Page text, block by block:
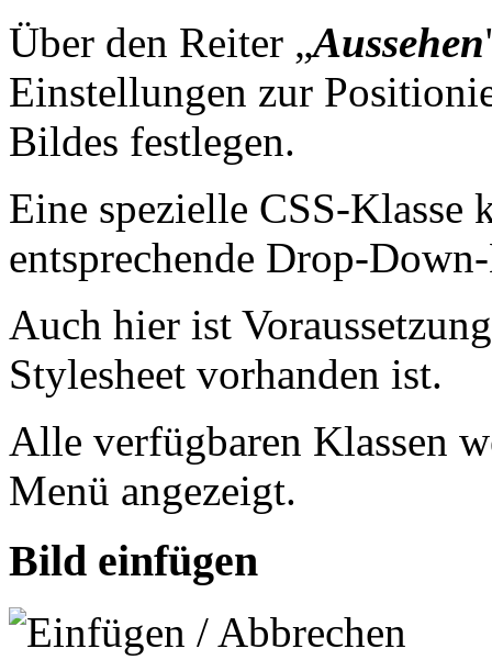
Über den Reiter „Aussehen
Einstellungen zur
Bildes festlegen.
Eine spezielle CSS-Klasse
entsprechende Drop-
Auch hier ist
Stylesheet vorhanden ist.
Alle verfügbaren Klassen
Menü angezeigt.
Bild einfügen